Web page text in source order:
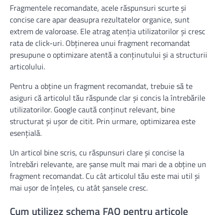
Fragmentele recomandate, acele răspunsuri scurte și
concise care apar deasupra rezultatelor organice, sunt
extrem de valoroase. Ele atrag atenția utilizatorilor și cresc
rata de click-uri. Obținerea unui fragment recomandat
presupune o optimizare atentă a conținutului și a structurii
articolului.
Pentru a obține un fragment recomandat, trebuie să te
asiguri că articolul tău răspunde clar și concis la întrebările
utilizatorilor. Google caută conținut relevant, bine
structurat și ușor de citit. Prin urmare, optimizarea este
esențială.
Un articol bine scris, cu răspunsuri clare și concise la
întrebări relevante, are șanse mult mai mari de a obține un
fragment recomandat. Cu cât articolul tău este mai util și
mai ușor de înțeles, cu atât șansele cresc.
Cum utilizez schema FAQ pentru articole